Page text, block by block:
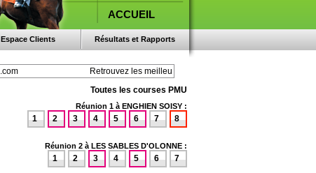
ACCUEIL
Résultats et Rapports
Espace Clients
Toutes les courses PMU
Réunion 1 à ENGHIEN SOISY :
8
7
6
5
4
3
2
1
Réunion 2 à LES SABLES D'OLONNE :
7
6
5
4
3
2
1